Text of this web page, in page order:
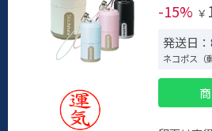
-15% ￥
発送日
ネコポス（